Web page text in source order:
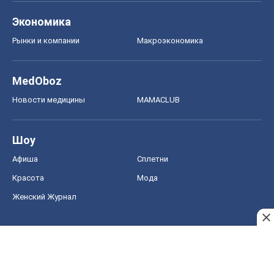
Экономика
Рынки и компании Mакроэкономика
MedOboz
Новости медицины MAMACLUB
Шоу
Афиша Сплетни
Красота Мода
Женский Журнал